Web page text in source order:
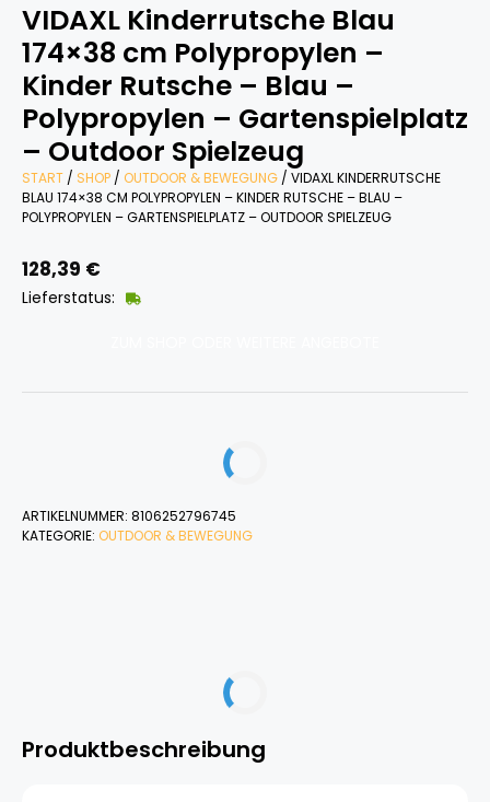
VIDAXL Kinderrutsche Blau
174×38 cm Polypropylen –
Kinder Rutsche – Blau –
Polypropylen – Gartenspielplatz
– Outdoor Spielzeug
START / SHOP / OUTDOOR & BEWEGUNG / VIDAXL KINDERRUTSCHE
BLAU 174×38 CM POLYPROPYLEN – KINDER RUTSCHE – BLAU –
POLYPROPYLEN – GARTENSPIELPLATZ – OUTDOOR SPIELZEUG
128,39 €
Lieferstatus:
ARTIKELNUMMER: 8106252796745
KATEGORIE: OUTDOOR & BEWEGUNG
Produktbeschreibung